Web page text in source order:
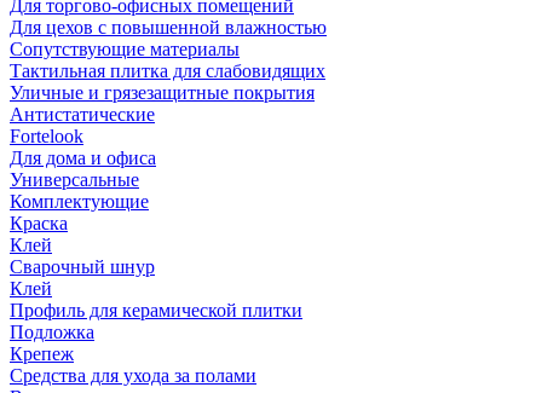
Для торгово-офисных помещений
Для цехов с повышенной влажностью
Сопутствующие материалы
Тактильная плитка для слабовидящих
Уличные и грязезащитные покрытия
Антистатические
Fortelook
Для дома и офиса
Универсальные
Комплектующие
Краска
Клей
Сварочный шнур
Клей
Профиль для керамической плитки
Подложка
Крепеж
Средства для ухода за полами